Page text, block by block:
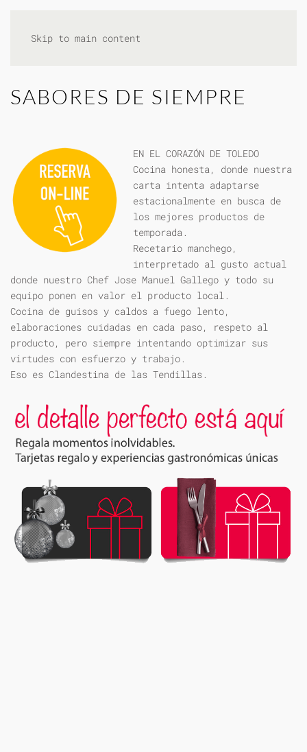
Skip to main content
SABORES DE SIEMPRE
EN EL CORAZÓN DE TOLEDO
Cocina honesta, donde nuestra
carta intenta adaptarse
estacionalmente en busca de
los mejores productos de
temporada.
Recetario manchego,
interpretado al gusto actual
donde nuestro Chef Jose Manuel Gallego y todo su
equipo ponen en valor el producto local.
Cocina de guisos y caldos a fuego lento,
elaboraciones cuidadas en cada paso, respeto al
producto, pero siempre intentando optimizar sus
virtudes con esfuerzo y trabajo.
Eso es Clandestina de las Tendillas.